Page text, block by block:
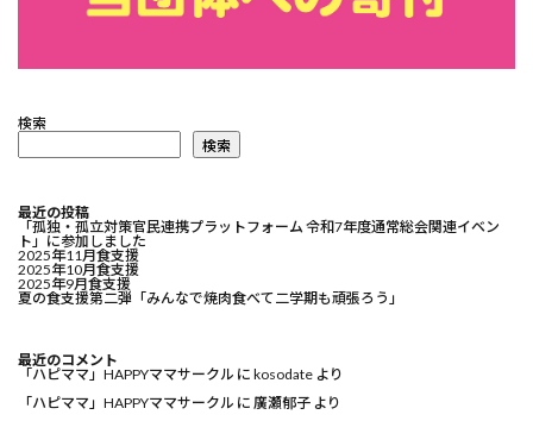
検索
検索
最近の投稿
「孤独・孤立対策官民連携プラットフォーム 令和7年度通常総会関連イベン
ト」に参加しました
2025年11月食支援
2025年10月食支援
2025年9月食支援
夏の食支援第二弾「みんなで焼肉食べて二学期も頑張ろう」
最近のコメント
「ハピママ」HAPPYママサークル に kosodate より
「ハピママ」HAPPYママサークル に 廣瀬郁子 より